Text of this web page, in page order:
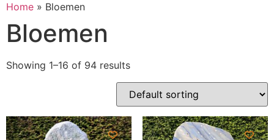
Home » Bloemen
Bloemen
Showing 1–16 of 94 results